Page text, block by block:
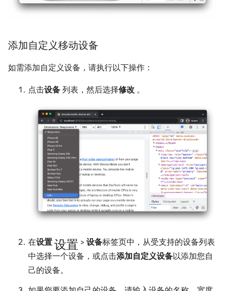
添加自定义移动设备
如需添加自定义设备，请执行以下操作：
点击设备 列表，然后选择修改 。
在设置 设置 > 设备标签页中，从受支持的设备列表
中选择一个设备，或点击添加自定义设备以添加您自
己的设备。